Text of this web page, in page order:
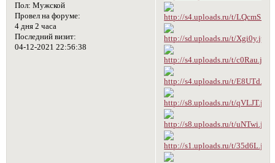
Пол: Мужской
Провел на форуме:
4 дня 2 часа
Последний визит:
04-12-2021 22:56:38